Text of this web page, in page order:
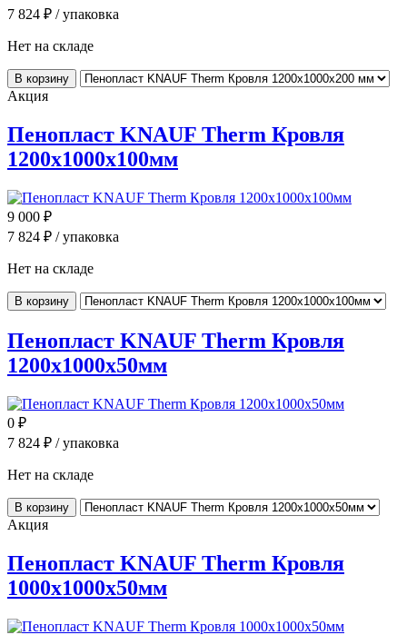
7 824 ₽ / упаковка
Нет на складе
В корзину
Акция
Пенопласт KNAUF Therm Кровля
1200x1000x100мм
9 000 ₽
7 824 ₽ / упаковка
Нет на складе
В корзину
Пенопласт KNAUF Therm Кровля
1200x1000x50мм
0 ₽
7 824 ₽ / упаковка
Нет на складе
В корзину
Акция
Пенопласт KNAUF Therm Кровля
1000x1000x50мм